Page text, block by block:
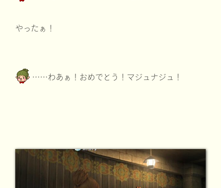
やったぁ！
……わあぁ！おめでとう！マジュナジュ！